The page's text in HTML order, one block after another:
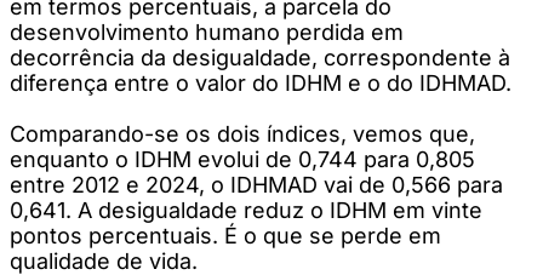
em termos percentuais, a parcela do
desenvolvimento humano perdida em
decorrência da desigualdade, correspondente à
diferença entre o valor do IDHM e o do IDHMAD.
Comparando-se os dois índices, vemos que,
enquanto o IDHM evolui de 0,744 para 0,805
entre 2012 e 2024, o IDHMAD vai de 0,566 para
0,641. A desigualdade reduz o IDHM em vinte
pontos percentuais. É o que se perde em
qualidade de vida.